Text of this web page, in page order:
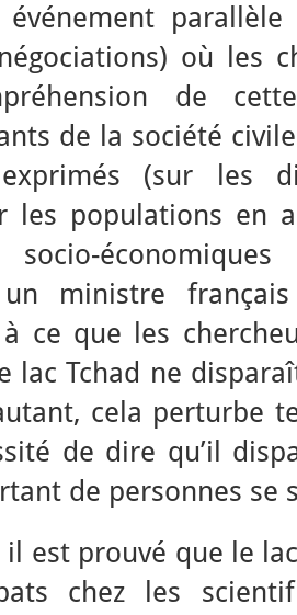
où les
de
de la société
(sur les
les populations en
socio-économiques
ministre
ce que les
lac Tchad ne
cela perturbe
de dire qu’il
de personnes se
il est prouvé que le
chez les